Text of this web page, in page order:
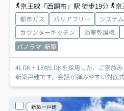
京王線「西調布」駅 徒歩19分
京
都市ガス バリアフリー
システ
カウンターキッチン
浴室乾燥機
パノラマ 新築
4LDK＋18帖LDKを採用した、ご家族
新築戸建です。会話が弾みやすい対面
新築一戸建